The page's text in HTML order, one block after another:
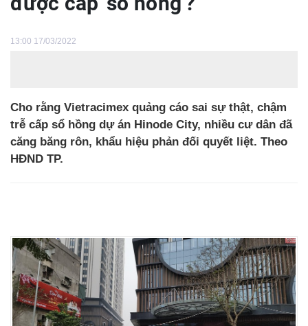
13:00 17/03/2022
Cho rằng Vietracimex quảng cáo sai sự thật, chậm
trễ cấp sổ hồng dự án Hinode City, nhiều cư dân đã
căng băng rôn, khẩu hiệu phản đối quyết liệt. Theo
HĐND TP.